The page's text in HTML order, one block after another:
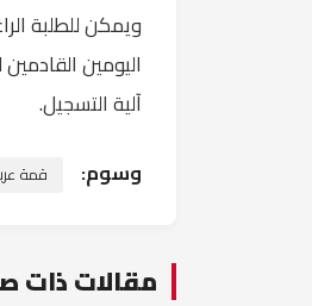
ويمكن للطلبة
اليومين
آلية التسجيل.
وسوم: قمة
مقالات ذات